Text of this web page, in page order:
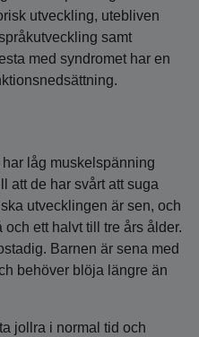
utveckling, utebliven
samt
med syndromet har en
låg muskelspänning
att de har svårt att suga
utvecklingen är sen, och
ett halvt till tre års ålder.
Barnen är sena med
behöver blöja längre än
jollra i normal tid och